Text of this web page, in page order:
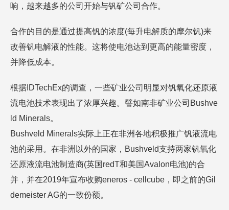
响，越来越多的公司开始与钒矿公司合作。
合作的目的是通过提高钒的浓度(每升电解质的摩尔钒)来
改善钒电解液的性能。这将使电池达到更高的能量密度，
并降低成本。
根据IDTechEx的调查，一些矿业公司明显对钒氧化还原液
流电池技术表现出了浓厚兴趣。譬如南非矿业公司Bushve
ld Minerals。
Bushveld Minerals实际上正在非洲各地积极推广钒液流电
池的采用。在非洲以外的国家，Bushveld支持两家钒氧化
还原液流电池制造商(英国redT和美国Avalon电池)的合
并，并在2019年宣布收购eneros - cellcube，即之前的Gil
demeister AG的一致份额。